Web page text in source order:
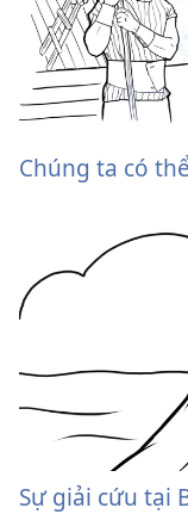
Chúng ta có
Sự giải cứu tại